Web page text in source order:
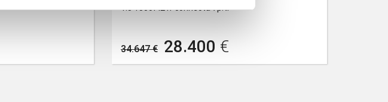
1.3 130cv l2 n-connecta 7p.ti
34.647 € 28.400 €